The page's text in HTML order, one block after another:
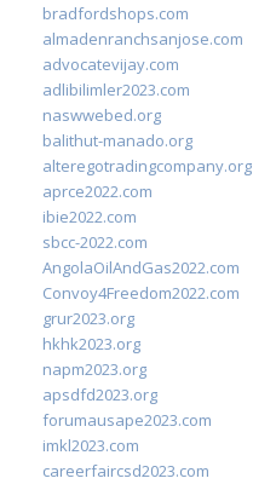
bradfordshops.com
almadenranchsanjose.com
advocatevijay.com
adlibilimler2023.com
naswwebed.org
balithut-manado.org
alteregotradingcompany.org
aprce2022.com
ibie2022.com
sbcc-2022.com
AngolaOilAndGas2022.com
Convoy4Freedom2022.com
grur2023.org
hkhk2023.org
napm2023.org
apsdfd2023.org
forumausape2023.com
imkl2023.com
careerfaircsd2023.com